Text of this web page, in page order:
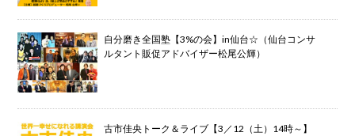
自分磨き全国塾【3%の会】in仙台☆（仙台コンサ
ルタント販促アドバイザー松尾公輝）
古市佳央トーク＆ライブ【3／12（土）14時～】